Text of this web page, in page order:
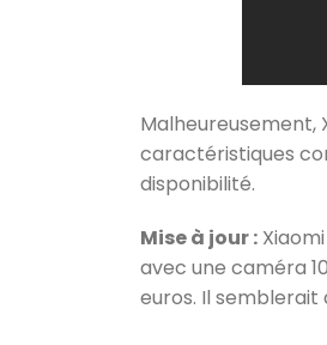
Malheureusement,
caractéristiques
disponibilité.
Mise à jour :
avec une caméra
euros. Il semblerait